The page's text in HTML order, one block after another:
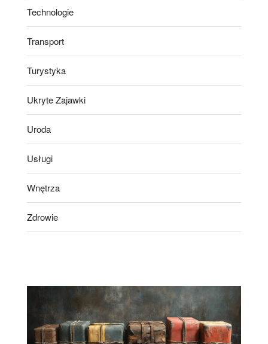
Technologie
Transport
Turystyka
Ukryte Zajawki
Uroda
Usługi
Wnętrza
Zdrowie